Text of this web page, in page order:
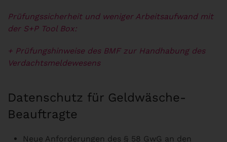
Prüfungssicherheit und weniger Arbeitsaufwand mit
der S+P Tool Box:
+ Prüfungshinweise des BMF zur Handhabung des
Verdachtsmeldewesens
Datenschutz für Geldwäsche-
Beauftragte
Neue Anforderungen des § 58 GwG an den